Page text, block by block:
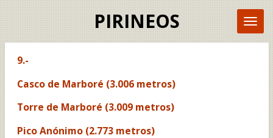
PIRINEOS
9.-
Casco de Marboré (3.006 metros)
Torre de Marboré (3.009 metros)
Pico Anónimo (2.773 metros)